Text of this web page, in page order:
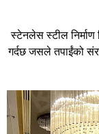
स्टेनलेस स्टील निर्माण
गर्दछ जसले तपाईंको